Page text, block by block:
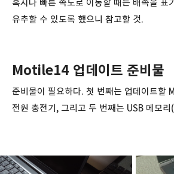
혹시나 빠른 속도로 이동할 때는 배속을 표
유추할 수 있도록 했으니 참고할 것.
Motile14 업데이트 준비물
준비물이 필요하다. 첫 번째는 업데이트할
전원 충전기, 그리고 두 번째는 USB 메모리